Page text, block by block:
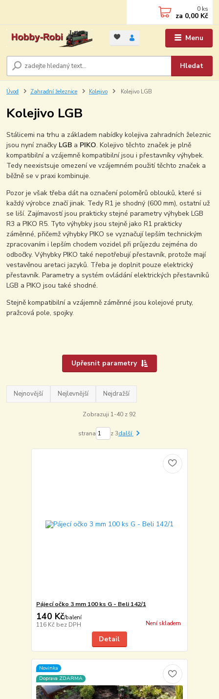
Menu
Hledat
0 ks
za 0,00 Kč
Úvod Zahradní železnice Kolejivo Kolejivo LGB
Kolejivo LGB
Stálicemi na trhu a základem nabídky kolejiva zahradních železnic
jsou nyní značky LGB a PIKO. Kolejivo těchto značek je plně
kompatibilní a vzájemně kompatibilní jsou i přestavníky výhybek.
Tedy neexistsuje omezení ve vzájemném použití těchto značek a
běžně se v praxi kombinuje.
Pozor je však třeba dát na označení poloměrů oblouků, které si
každý výrobce značí jinak. Tedy R1 je shodný (600 mm), ostatní už
se liší. Zajímavostí jsou prakticky stejné parametry výhybek LGB
R3 a PIKO R5. Tyto výhybky jsou stejně jako R1 prakticky
záměnné, přičemž výhybky PIKO se vyznačují lepším technickým
zpracovaním i lepším chodem vozidel při průjezdu zejména do
odbočky. Výhybky PIKO také nepotřebují přestavník, protože mají
vestavěnou aretaci jazyků. Třeba je doplnit pouze elektrický
přestavník. Parametry a systém ovládání elektrických přestavníků
LGB a PIKO jsou také shodné.
Stejně kompatibilní a vzájemně záměnné jsou kolejové pruty,
pražcová pole, spojky.
Upřesnit parametry
Nejnovější Nejlevnější Nejdražší
Zobrazuji 1-40 z 92
strana z 3další
Pájecí očko 3 mm 100 ks G - Beli 142/1
140 Kč/balení
116 Kč bez DPH Není skladem
Detail
Novinka
Doprava ZDARMA